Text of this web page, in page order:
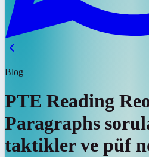
Blog
PTE Reading
Paragraphs
taktikler ve püf